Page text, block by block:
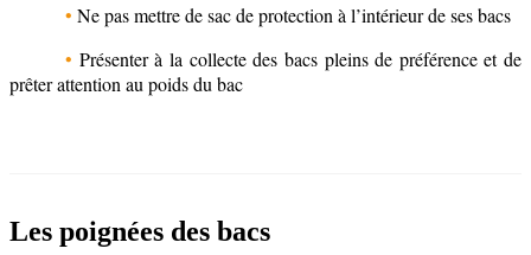
•Ne pas mettre de sac de protection à l’intérieur de ses bacs
• Présenter à la collecte des bacs pleins de préférence et de
prêter attention au poids du bac
Les poignées des bacs